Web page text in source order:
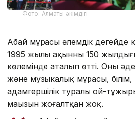
Фото: Алматы әкімдігі
Абай мұрасы әлемдік деңгейде
1995 жылы ақынның 150
көлемінде аталып өтті. Оның
және музыкалық мұрасы, білім,
адамгершілік туралы ой-
маңызын жоғалтқан жоқ.